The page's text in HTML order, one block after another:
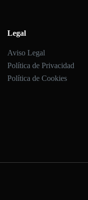
Legal
Aviso Legal
Política de Privacidad
Política de Cookies